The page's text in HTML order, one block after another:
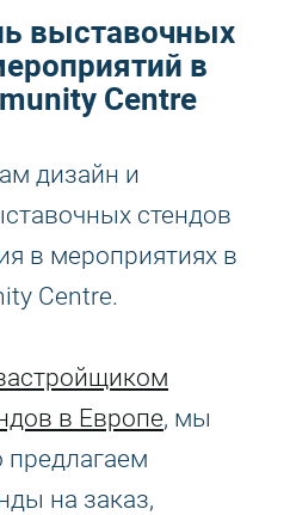
выставочных
в
Centre
дизайн и
стендов
в мероприятиях в
Centre.
в Европе, мы
предлагаем
на заказ,